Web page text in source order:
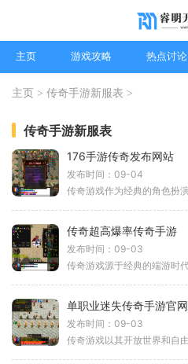
主页 游戏攻略 热点讨论
主页 > 传奇手游新服表 >
传奇手游新服表
176手游传奇发布网站
发布时间：09-04
传奇超高爆率传奇手游
发布时间：09-03
单职业迷失传奇手游官网
发布时间：09-03